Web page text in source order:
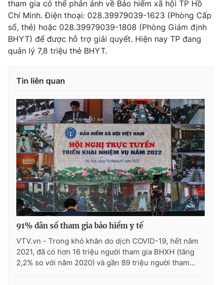
Ðiện thoại Thời báo VTV: 024.66 897 897
Email:toasoan@vtv.vn
Liên hệ quảng cáo:024-7300.7108
® Cấm sao chép dưới mọi hình thức nếu không có sự chấp
thuận bằng văn bản. Ghi rõ nguồn VTV.vn khi phát hành lại
thông tin từ website này.
tham gia có thể phản ánh về Bảo hiểm xã hội TP Hồ
Chí Minh. Điện thoại: 028.39979039-1623 (Phòng Cấp
sổ, thẻ) hoặc 028.39979039-1808 (Phòng Giám định
BHYT) để được hỗ trợ giải quyết. Hiện nay TP đang
quản lý 7,8 triệu thẻ BHYT.
Tin liên quan
91% dân số tham gia bảo hiểm y tế
VTV.vn - Trong khó khăn do dịch COVID-19, hết năm
2021, đã có hơn 16 triệu người tham gia BHXH (tăng
2,2% so với năm 2020) và gần 89 triệu người tham...